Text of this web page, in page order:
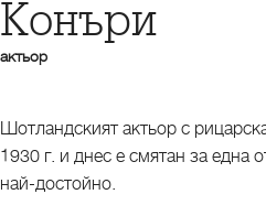
Конъри
актьор
Шотландският актьор с
1930 г. и днес е смятан за една
най-достойно.